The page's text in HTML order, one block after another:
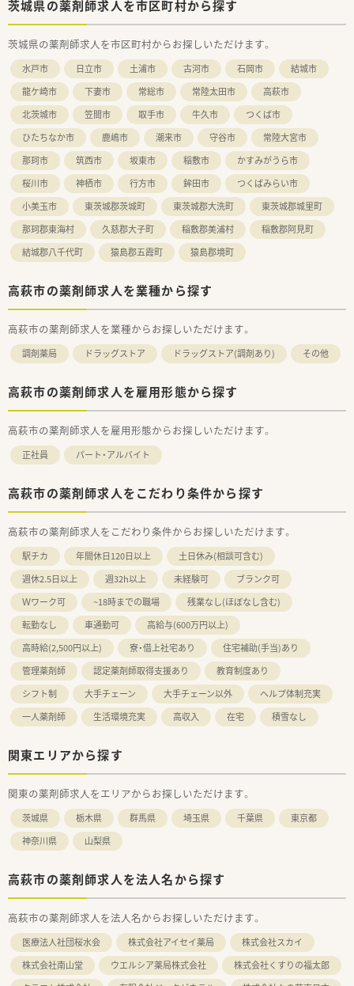
茨城県の薬剤師求人を市区町村から探す
茨城県の薬剤師求人を市区町村からお探しいただけます。
水戸市 日立市 土浦市 古河市 石岡市
結城市
龍ケ崎市
下妻市 常総市 常陸太田市
高萩市
北茨城市
笠間市 取手市 牛久市
つくば市
ひたちなか市
鹿嶋市 潮来市 守谷市
常陸大宮市
那珂市
筑西市 坂東市 稲敷市
かすみがうら市
桜川市
神栖市 行方市 鉾田市
つくばみらい市
小美玉市
東茨城郡茨城町 東茨城郡大洗町
東茨城郡城里町
那珂郡東海村
久慈郡大子町 稲敷郡美浦村
稲敷郡阿見町
結城郡八千代町
猿島郡五霞町 猿島郡境町
高萩市の薬剤師求人を業種から探す
高萩市の薬剤師求人を業種からお探しいただけます。
調剤薬局 ドラッグストア ドラッグストア(調剤あり) その他
高萩市の薬剤師求人を雇用形態から探す
高萩市の薬剤師求人を雇用形態からお探しいただけます。
正社員 パート・アルバイト
高萩市の薬剤師求人をこだわり条件から探す
高萩市の薬剤師求人をこだわり条件からお探しいただけます。
駅チカ 年間休日120日以上
土日休み(相談可含む)
週休2.5日以上
週32h以上 未経験可
ブランク可
Ｗワーク可
~18時までの職場
残業なし(ほぼなし含む)
転勤なし
車通勤可
高給与(600万円以上)
高時給(2,500円以上)
寮・借上社宅あり
住宅補助(手当)あり
管理薬剤師
認定薬剤師取得支援あり
教育制度あり
シフト制
大手チェーン 大手チェーン以外
ヘルプ体制充実
一人薬剤師
生活環境充実 高収入 在宅 積雪なし
関東エリアから探す
関東の薬剤師求人をエリアからお探しいただけます。
茨城県 栃木県 群馬県 埼玉県 千葉県
東京都
神奈川県
山梨県
高萩市の薬剤師求人を法人名から探す
高萩市の薬剤師求人を法人名からお探しいただけます。
医療法人社団桜水会 株式会社アイセイ薬局
株式会社スカイ
株式会社南山堂
ウエルシア薬局株式会社
株式会社くすりの福太郎